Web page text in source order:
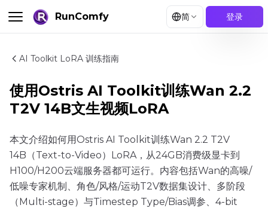
RunComfy 简 登录
AI Toolkit LoRA 训练指南
使用Ostris AI Toolkit训练Wan 2.2
T2V 14B文生视频LoRA
本文介绍如何用Ostris AI Toolkit训练Wan 2.2 T2V
14B（Text-to-Video）LoRA，从24GB消费级显卡到
H100/H200云端服务器都可运行。内容包括Wan的高噪/
低噪专家机制、角色/风格/运动T2V数据集设计、多阶段
（Multi-stage）与Timestep Type/Bias调参、4-bit